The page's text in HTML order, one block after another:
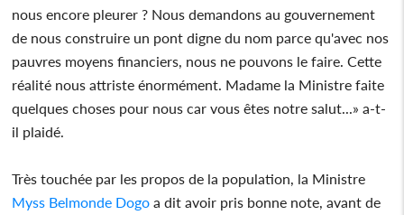
nous encore pleurer ? Nous demandons au gouvernement
de nous construire un pont digne du nom parce qu'avec nos
pauvres moyens financiers, nous ne pouvons le faire. Cette
réalité nous attriste énormément. Madame la Ministre faite
quelques choses pour nous car vous êtes notre salut...» a-t-
il plaidé.
Très touchée par les propos de la population, la Ministre
Myss Belmonde Dogo a dit avoir pris bonne note, avant de